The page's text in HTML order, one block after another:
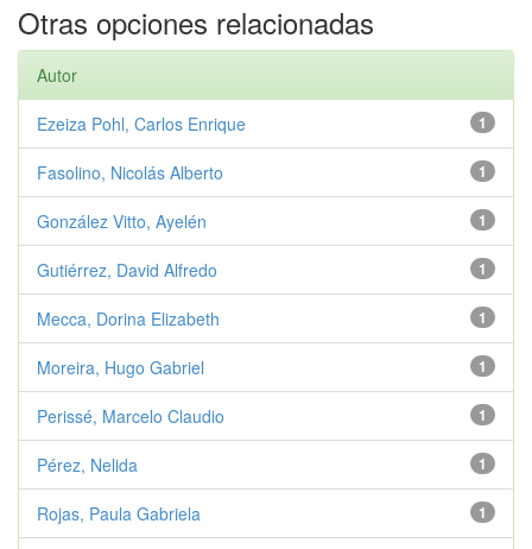
Otras opciones relacionadas
Autor
1
Ezeiza Pohl, Carlos Enrique
1
Fasolino, Nicolás Alberto
1
González Vitto, Ayelén
1
Gutiérrez, David Alfredo
1
Mecca, Dorina Elizabeth
1
Moreira, Hugo Gabriel
1
Perissé, Marcelo Claudio
1
Pérez, Nelida
1
Rojas, Paula Gabriela